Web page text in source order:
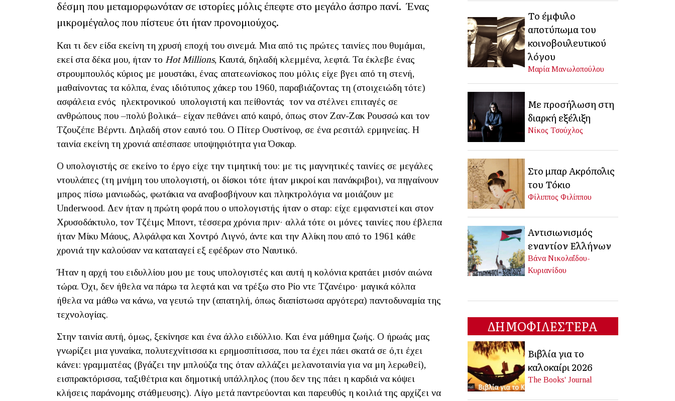
δέσμη που μεταμορφωνόταν σε ιστορίες μόλις έπεφτε στο μεγάλο άσπρο πανί. Ένας
μικρομέγαλος που πίστευε ότι ήταν προνομιούχος.
Και τι δεν είδα εκείνη τη χρυσή εποχή του σινεμά. Μια από τις πρώτες ταινίες που θυμάμαι,
εκεί στα δέκα μου, ήταν το HotMillions, Καυτά, δηλαδή κλεμμένα, λεφτά. Τα έκλεβε ένας
στρουμπουλός κύριος με μουστάκι, ένας απατεωνίσκος που μόλις είχε βγει από τη στενή,
μαθαίνοντας τα κόλπα, ένας ιδιότυπος χάκερ του 1960, παραβιάζοντας τη (στοιχειώδη τότε)
ασφάλεια ενός ηλεκτρονικού υπολογιστή και πείθοντάς τον να στέλνει επιταγές σε
ανθρώπους που –πολύ βολικά– είχαν πεθάνει από καιρό, όπως στον Ζαν-Ζακ Ρουσσώ και τον
Τζουζέπε Βέρντι. Δηλαδή στον εαυτό του. Ο Πίτερ Ουστίνοφ, σε ένα ρεσιτάλ ερμηνείας. Η
ταινία εκείνη τη χρονιά απέσπασε υποψηφιότητα για Όσκαρ.
Ο υπολογιστής σε εκείνο το έργο είχε την τιμητική του: με τις μαγνητικές ταινίες σε μεγάλες
ντουλάπες (τη μνήμη του υπολογιστή, οι δίσκοι τότε ήταν μικροί και πανάκριβοι), να πηγαίνουν
μπρος πίσω μανιωδώς, φωτάκια να αναβοσβήνουν και πληκτρολόγια να μοιάζουν με
Underwood. Δεν ήταν η πρώτη φορά που ο υπολογιστής ήταν ο σταρ: είχε εμφανιστεί και στον
Χρυσοδάκτυλο, τον Τζέιμς Μποντ, τέσσερα χρόνια πριν· αλλά τότε οι μόνες ταινίες που έβλεπα
ήταν Μίκυ Μάους, Αλφάλφα και Χοντρό Λιγνό, άντε και την Αλίκη που από το 1961 κάθε
χρονιά την καλούσαν να καταταγεί εξ εφέδρων στο Ναυτικό.
Ήταν η αρχή του ειδυλλίου μου με τους υπολογιστές και αυτή η κολόνια κρατάει μισόν αιώνα
τώρα. Όχι, δεν ήθελα να πάρω τα λεφτά και να τρέξω στο Ρίο ντε Τζανέιρο· μαγικά κόλπα
ήθελα να μάθω να κάνω, να γευτώ την (απατηλή, όπως διαπίστωσα αργότερα) παντοδυναμία της
τεχνολογίας.
Στην ταινία αυτή, όμως, ξεκίνησε και ένα άλλο ειδύλλιο. Και ένα μάθημα ζωής. Ο ήρωάς μας
γνωρίζει μια γυναίκα, πολυτεχνίτισσα κι ερημοσπίτισσα, που τα έχει πάει σκατά σε ό,τι έχει
κάνει: γραμματέας (βγάζει την μπλούζα της όταν αλλάζει μελανοταινία για να μη λερωθεί),
εισπρακτόρισσα, ταξιθέτρια και δημοτική υπάλληλος (που δεν της πάει η καρδιά να κόψει
κλήσεις παράνομης στάθμευσης). Λίγο μετά παντρεύονται και παρευθύς η κοιλιά της αρχίζει να
Το έμφυλο
αποτύπωμα του
κοινοβουλευτικού
λόγου
Μαρία Μανωλοπούλου
Με προσήλωση στη
διαρκή εξέλιξη
Νίκος Τσούχλος
Στο μπαρ Ακρόπολις
του Τόκιο
Φίλιππος Φιλίππου
Αντισιωνισμός
εναντίον Ελλήνων
Βάνα Νικολαΐδου-
Κυριανίδου
ΔΗΜΟΦΙΛΕΣΤΕΡΑ
Βιβλία για το
καλοκαίρι 2026
The Books' Journal